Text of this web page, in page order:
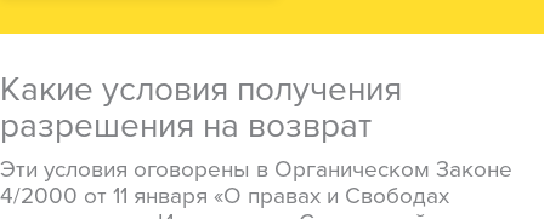
Какие условия получения
разрешения на возврат
Эти условия оговорены в Органическом Законе
4/2000 от 11 января «О правах и Свободах